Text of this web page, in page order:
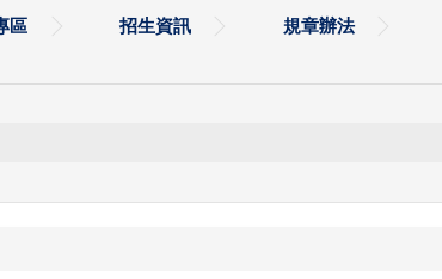
區 招生資訊 規章辦法